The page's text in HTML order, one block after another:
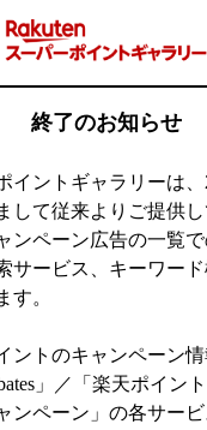
終了のお知らせ
イントギャラリーは、
して従来よりご提供
ンペーン広告の一覧
サービス、キーワー
す。
ントのキャンペーン
」／「楽天ポイン
ンペーン」の各サー